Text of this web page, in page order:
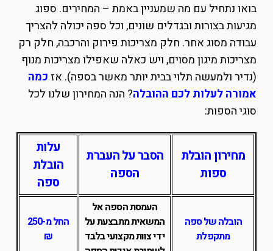
בואו נתחיל עם מה שמעניין באמת – המחירים. ספוג
מגיעות בצורות ובגדלים שונים, וכל ספה יכולה להצריך
עבודה מסוג אחר. חלק מצריכות פירוק והרכבה, חלק רק
מצריכות מיגון מסוים, ויש כאלה שאפילו מצריכות מנוף
(נדיר ולמעשה תלוי בבית יותר מאשר בספה). אז כמה
אמורה לעלות לכם ההובלה? הנה המחירון שלנו לכל
סוגי הספות:
מחירון הובלת
ספות
הסבר על העברת
הספה
עלות
הובלת
ספה
הובלה של ספה
מתקפלת
העמסת הספה אל
המשאית מתבצעת על
ידי צוות מקצועי בלבד
החל מ-250
₪